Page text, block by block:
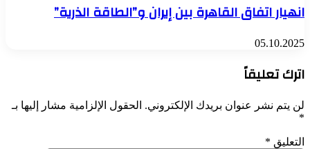
انهيار اتفاق القاهرة بين إيران و”الطاقة الذرية”
05.10.2025
اترك تعليقاً
لن يتم نشر عنوان بريدك الإلكتروني. الحقول الإلزامية مشار إليها بـ
*
التعليق *